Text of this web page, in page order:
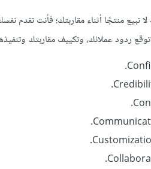
منتجًا أثناء مقاربتك؛ فأنت تقدم
ردود عملائك، وتكييف مقاربتك